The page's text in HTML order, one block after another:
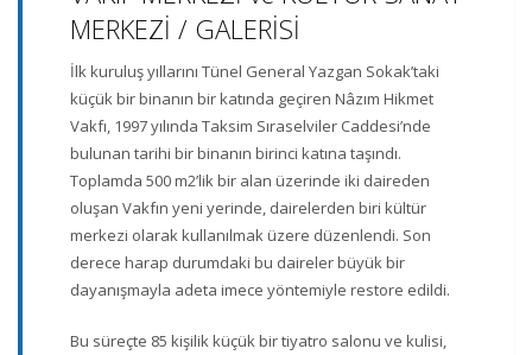
MERKEZİ / GALERİSİ
İlk kuruluş yıllarını Tünel General Yazgan Sokak’taki
küçük bir binanın bir katında geçiren Nâzım Hikmet
Vakfı, 1997 yılında Taksim Sıraselviler Caddesi’nde
bulunan tarihi bir binanın birinci katına taşındı.
Toplamda 500 m2’lik bir alan üzerinde iki daireden
oluşan Vakfın yeni yerinde, dairelerden biri kültür
merkezi olarak kullanılmak üzere düzenlendi. Son
derece harap durumdaki bu daireler büyük bir
dayanışmayla adeta imece yöntemiyle restore edildi.
Bu süreçte 85 kişilik küçük bir tiyatro salonu ve kulisi,